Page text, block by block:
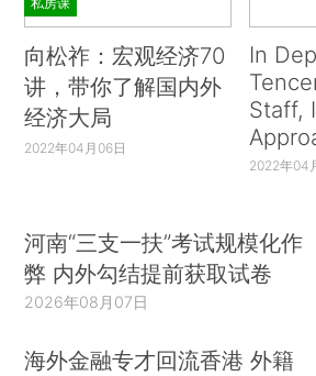
向松祚：宏观经济70
讲，带你了解国内外
经济大局
2022年04月06日
In
Staff,
2022年04
河南“三支一扶”考试规模化作
弊 内外勾结提前获取试卷
2026年08月07日
海外金融专才回流香港 外籍